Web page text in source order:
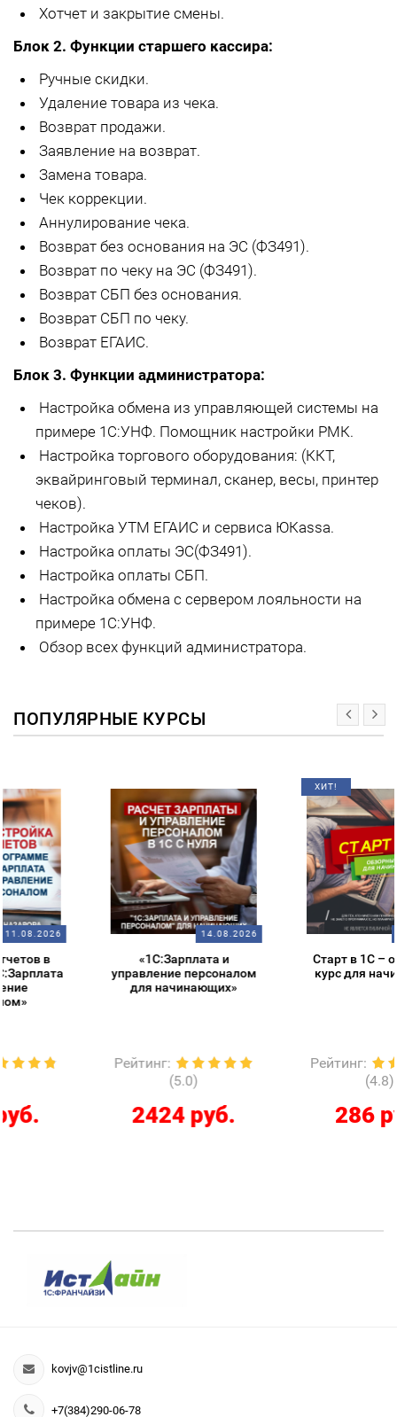
Хотчет и закрытие смены.
Блок 2. Функции старшего кассира:
Ручные скидки.
Удаление товара из чека.
Возврат продажи.
Заявление на возврат.
Замена товара.
Чек коррекции.
Аннулирование чека.
Возврат без основания на ЭС (ФЗ491).
Возврат по чеку на ЭС (ФЗ491).
Возврат СБП без основания.
Возврат СБП по чеку.
Возврат ЕГАИС.
Блок 3. Функции администратора:
Настройка обмена из управляющей системы на
примере 1С:УНФ. Помощник настройки РМК.
Настройка торгового оборудования: (ККТ,
эквайринговый терминал, сканер, весы, принтер
чеков).
Настройка УТМ ЕГАИС и сервиса ЮКаssа.
Настройка оплаты ЭС(ФЗ491).
Настройка оплаты СБП.
Настройка обмена с сервером лояльности на
примере 1С:УНФ.
Обзор всех функций администратора.
ПОПУЛЯРНЫЕ КУРСЫ
14.08.2026
«1С:Зарплата и
управление персоналом
для начинающих»
Рейтинг
2424 руб.
ХИТ!
14.08.2026
Старт в 1С – обзорный
курс для начинающих
Рейтинг
286 руб.
kovjv@1cistline.ru
+7(384)290-06-78